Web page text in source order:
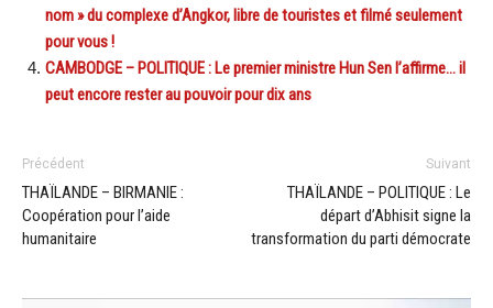
nom » du complexe d’Angkor, libre de touristes et filmé seulement
pour vous !
CAMBODGE – POLITIQUE : Le premier ministre Hun Sen l’affirme… il
peut encore rester au pouvoir pour dix ans
Précédent
THAÏLANDE – BIRMANIE :
Coopération pour l’aide
humanitaire
Suivant
THAÏLANDE – POLITIQUE : Le
départ d’Abhisit signe la
transformation du parti démocrate